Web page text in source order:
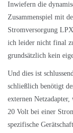
Inwiefern die
Zusammenspiel mit
Stromversorgung
ich leider nicht final
grundsätzlich kein
Und dies ist
schließlich benötigt
externen
20 Volt bei einer
spezifische